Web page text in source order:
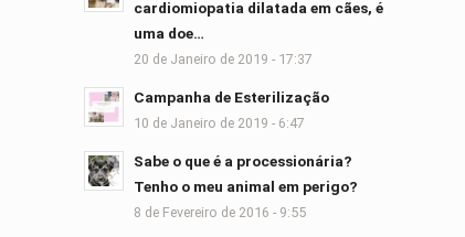
cardiomiopatia dilatada em cães, é
uma doe…
20 de Janeiro de 2019 - 17:37
Campanha de Esterilização
10 de Janeiro de 2019 - 6:47
Sabe o que é a processionária?
Tenho o meu animal em perigo?
8 de Fevereiro de 2016 - 9:55